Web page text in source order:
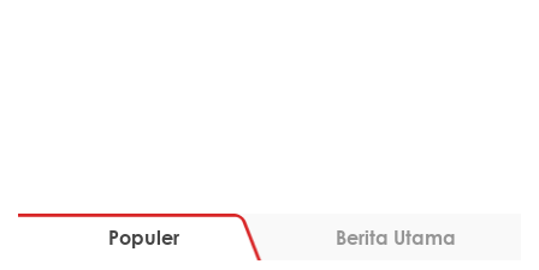
Populer Berita Utama